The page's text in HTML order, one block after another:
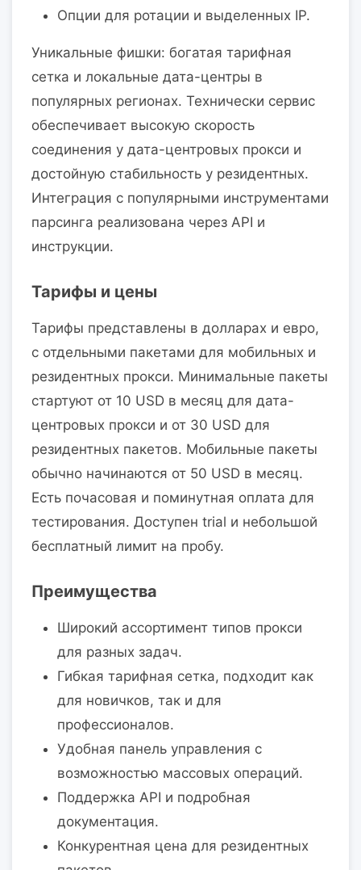
Опции для ротации и выделенных IP.
Уникальные фишки: богатая тарифная
сетка и локальные дата-центры в
популярных регионах. Технически сервис
обеспечивает высокую скорость
соединения у дата-центровых прокси и
достойную стабильность у резидентных.
Интеграция с популярными инструментами
парсинга реализована через API и
инструкции.
Тарифы и цены
Тарифы представлены в долларах и евро,
с отдельными пакетами для мобильных и
резидентных прокси. Минимальные пакеты
стартуют от 10 USD в месяц для дата-
центровых прокси и от 30 USD для
резидентных пакетов. Мобильные пакеты
обычно начинаются от 50 USD в месяц.
Есть почасовая и поминутная оплата для
тестирования. Доступен trial и небольшой
бесплатный лимит на пробу.
Преимущества
Широкий ассортимент типов прокси
для разных задач.
Гибкая тарифная сетка, подходит как
для новичков, так и для
профессионалов.
Удобная панель управления с
возможностью массовых операций.
Поддержка API и подробная
документация.
Конкурентная цена для резидентных